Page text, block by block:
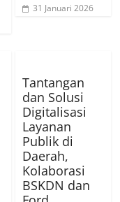
31 Januari 2026
Tantangan
dan Solusi
Digitalisasi
Layanan
Publik di
Daerah,
Kolaborasi
BSKDN dan